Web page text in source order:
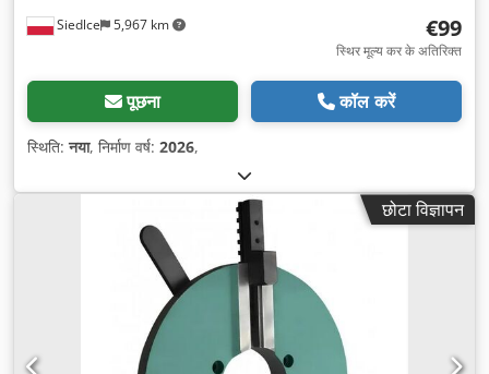
Siedlce 5,967 km €99
स्थिर मूल्य कर के अतिरिक्त
पूछना कॉल करें
स्थिति:नया, निर्माण वर्ष: 2026,
छोटा विज्ञापन